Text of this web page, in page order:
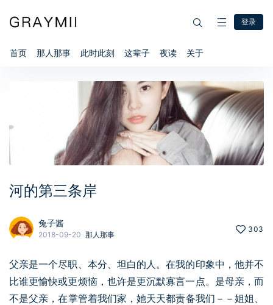
登录
首页 那人那事 此时此刻 这辈子 夜读 关于
河的第三条岸
兔子酱
2018-09-20 那人那事
303
父亲是一个尽职、本分、坦白的人。在我的印象中，他并不
比谁更愉快或更烦恼，也许是更沉默寡言一点。是母亲，而
不是父亲，在掌管着我们家，她天天都责备我们－－姐姐、